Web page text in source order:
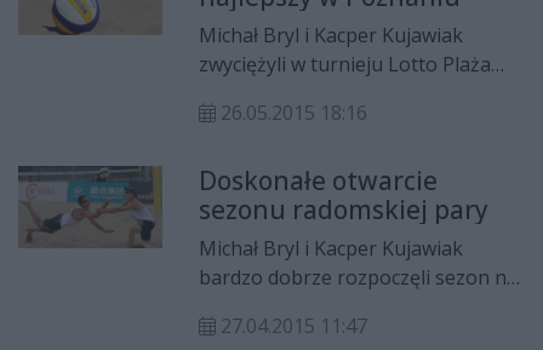
Michał Bryl i Kacper Kujawiak
zwyciężyli w turnieju Lotto Plaża
zainaugurował zmagania
plażowej. Duet Radomskiego
Centrum Siatkarskiego CZARNI w
finale pokonał parę Jędrzej
Brożyniak i Bartłomiej Dzikowicz.
Na półfinale zmagania zakończyli
Daniel Pliński i Marcina Wika.
26.05.2015 18:16
Doskonałe otwarcie
sezonu radomskiej pary
Michał Bryl i Kacper Kujawiak
bardzo dobrze rozpoczęli sezon na
turnieju Fuzhou Open siatkarze
27.04.2015 11:47